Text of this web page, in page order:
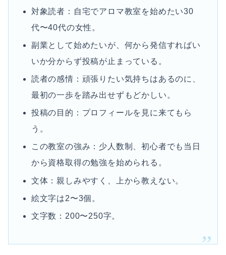
対象読者：自宅でアロマ教室を始めたい30
代〜40代の女性。
副業として始めたいが、何から発信すればい
いか分からず投稿が止まっている。
読者の感情：頑張りたい気持ちはあるのに、
最初の一歩を踏み出せずもどかしい。
投稿の目的：プロフィールを見に来てもら
う。
この教室の強み：少人数制、初心者でも当日
から資格取得の勉強を始められる。
文体：親しみやすく、上から教えない。
絵文字は2〜3個。
文字数：200〜250字。